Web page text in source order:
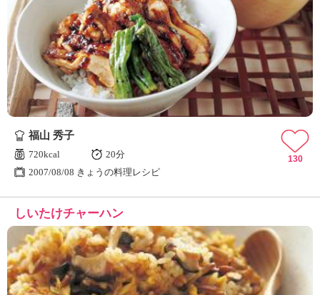
福山 秀子
720kcal
20分
2007/08/08 きょうの料理レシピ
130
しいたけチャーハン